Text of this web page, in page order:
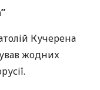
Кучерена
жодних